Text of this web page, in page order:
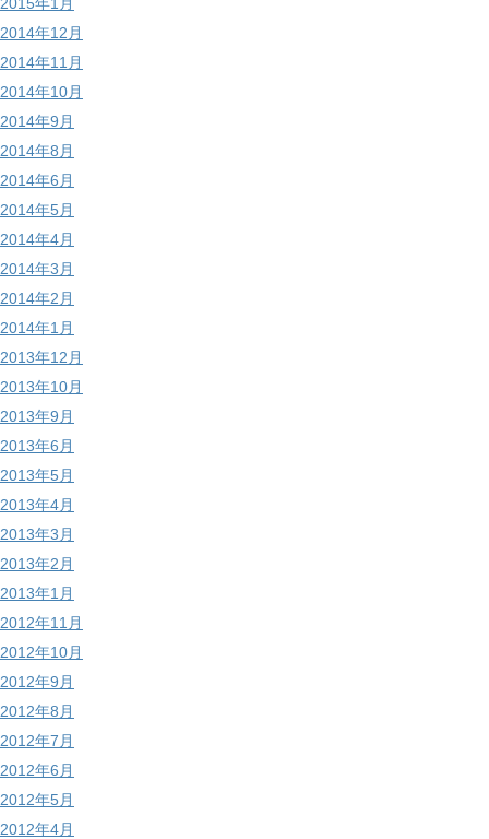
2014年12月
2014年11月
2014年10月
2014年9月
2014年8月
2014年6月
2014年5月
2014年4月
2014年3月
2014年2月
2014年1月
2013年12月
2013年10月
2013年9月
2013年6月
2013年5月
2013年4月
2013年3月
2013年2月
2013年1月
2012年11月
2012年10月
2012年9月
2012年8月
2012年7月
2012年6月
2012年5月
2012年4月